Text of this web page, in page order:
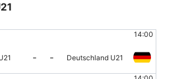
14:00
- - Deutschland U21